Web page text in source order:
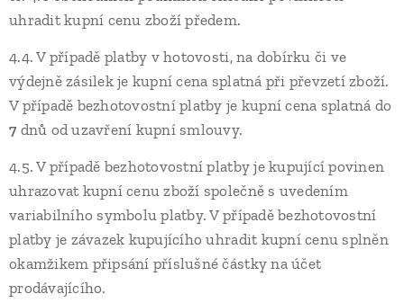
uhradit kupní cenu zboží předem.
4.4. V případě platby v hotovosti, na dobírku či ve
výdejně zásilek je kupní cena splatná při převzetí zboží.
V případě bezhotovostní platby je kupní cena splatná do
7 dnů od uzavření kupní smlouvy.
4.5. V případě bezhotovostní platby je kupující povinen
uhrazovat kupní cenu zboží společně s uvedením
variabilního symbolu platby. V případě bezhotovostní
platby je závazek kupujícího uhradit kupní cenu splněn
okamžikem připsání příslušné částky na účet
prodávajícího.